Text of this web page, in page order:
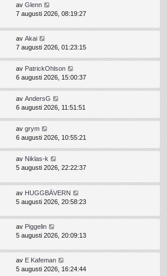
av Glenn
7 augusti 2026, 08:19:27
av Akai
7 augusti 2026, 01:23:15
av PatrickOhlson
6 augusti 2026, 15:00:37
av AndersG
6 augusti 2026, 11:51:51
av grym
6 augusti 2026, 10:55:21
av Niklas-k
5 augusti 2026, 22:22:37
av HUGGBÄVERN
5 augusti 2026, 20:58:23
av Piggelin
5 augusti 2026, 20:09:13
av E Kafeman
5 augusti 2026, 16:24:44